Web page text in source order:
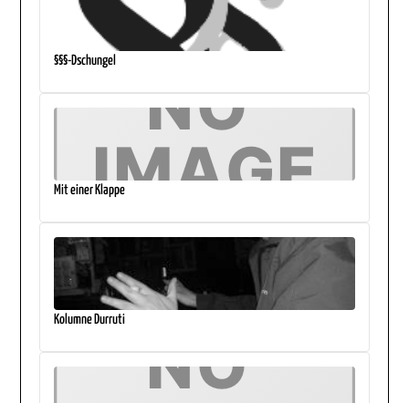
§§§-Dschungel
Mit einer Klappe
Kolumne Durruti